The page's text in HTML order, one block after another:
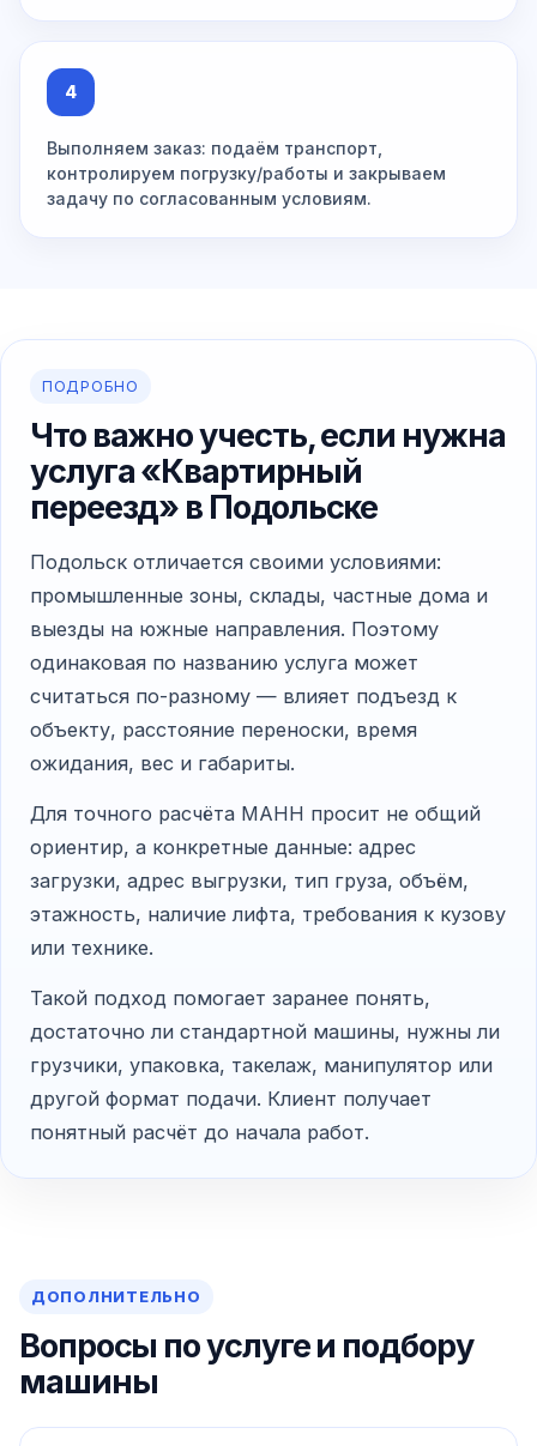
4
Выполняем заказ: подаём транспорт,
контролируем погрузку/работы и закрываем
задачу по согласованным условиям.
ПОДРОБНО
Что важно учесть, если нужна
услуга «Квартирный
переезд» в Подольске
Подольск отличается своими условиями:
промышленные зоны, склады, частные дома и
выезды на южные направления. Поэтому
одинаковая по названию услуга может
считаться по-разному — влияет подъезд к
объекту, расстояние переноски, время
ожидания, вес и габариты.
Для точного расчёта МАНН просит не общий
ориентир, а конкретные данные: адрес
загрузки, адрес выгрузки, тип груза, объём,
этажность, наличие лифта, требования к кузову
или технике.
Такой подход помогает заранее понять,
достаточно ли стандартной машины, нужны ли
грузчики, упаковка, такелаж, манипулятор или
другой формат подачи. Клиент получает
понятный расчёт до начала работ.
ДОПОЛНИТЕЛЬНО
Вопросы по услуге и подбору
машины